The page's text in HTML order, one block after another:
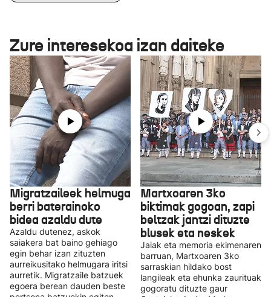
Zure interesekoa izan daiteke
Migratzaileek helmuga
berri baterainoko
bidea azaldu dute
Azaldu dutenez, askok
saiakera bat baino gehiago
egin behar izan zituzten
aurreikusitako helmugara iritsi
aurretik. Migratzaile batzuek
egoera berean dauden beste
Martxoaren 3ko
biktimak gogoan, zapi
beltzak jantzi dituzte
blusek eta neskek
Jaiak eta memoria ekimenaren
barruan, Martxoaren 3ko
sarraskian hildako bost
langileak eta ehunka zaurituak
gogoratu dituzte gaur